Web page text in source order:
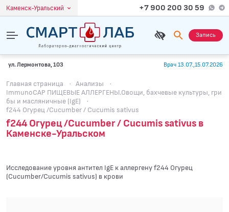
Каменск-Уральский +7 900 200 30 59
Запись
ул. Лермонтова, 103 Врач 13.07.,15.07.2026
Главная страница · Анализы
·
ImmunoCAP ПИЩЕВЫЕ АЛЛЕРГЕНЫ.Овощи, бахчевые культуры, гри
бы и масляничные (IgE)
·
f244 Огурец /Cucumber / Cucumis sativus
f244 Огурец /Cucumber / Cucumis sativus в
Каменске-Уральском
Исследование уровня антител IgE к аллергену f244 Огурец
(Cucumber/Cucumis sativus) в крови